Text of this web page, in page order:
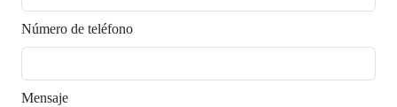
Número de teléfono
Mensaje